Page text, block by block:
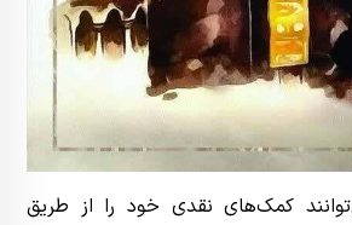
کمک‌های نقدی خود را از طریق